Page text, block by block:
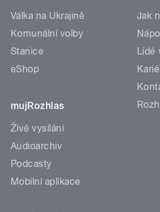
Válka na Ukrajině
Komunální volby
Stanice
eShop
mujRozhlas
Živé vysílání
Audioarchiv
Podcasty
Mobilní aplikace
Jak
Lidé